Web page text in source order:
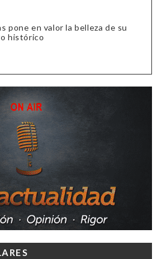
pone en valor la belleza de su
histórico